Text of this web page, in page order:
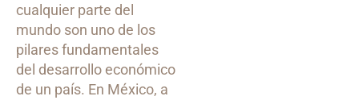
cualquier parte del
mundo son uno de los
pilares fundamentales
del desarrollo económico
de un país. En México, a